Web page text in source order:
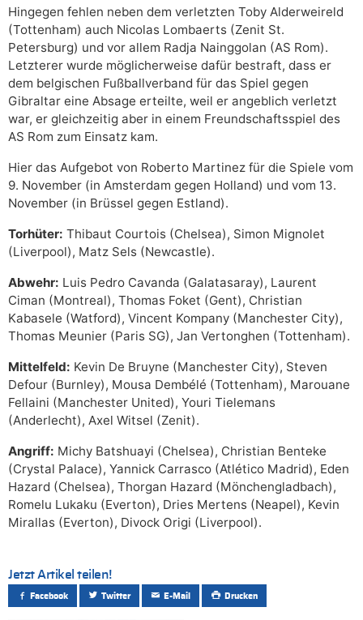
Hingegen fehlen neben dem verletzten Toby Alderweireld
(Tottenham) auch Nicolas Lombaerts (Zenit St.
Petersburg) und vor allem Radja Nainggolan (AS Rom).
Letzterer wurde möglicherweise dafür bestraft, dass er
dem belgischen Fußballverband für das Spiel gegen
Gibraltar eine Absage erteilte, weil er angeblich verletzt
war, er gleichzeitig aber in einem Freundschaftsspiel des
AS Rom zum Einsatz kam.
Hier das Aufgebot von Roberto Martinez für die Spiele vom
9. November (in Amsterdam gegen Holland) und vom 13.
November (in Brüssel gegen Estland).
Torhüter: Thibaut Courtois (Chelsea), Simon Mignolet
(Liverpool), Matz Sels (Newcastle).
Abwehr: Luis Pedro Cavanda (Galatasaray), Laurent
Ciman (Montreal), Thomas Foket (Gent), Christian
Kabasele (Watford), Vincent Kompany (Manchester City),
Thomas Meunier (Paris SG), Jan Vertonghen (Tottenham).
Mittelfeld: Kevin De Bruyne (Manchester City), Steven
Defour (Burnley), Mousa Dembélé (Tottenham), Marouane
Fellaini (Manchester United), Youri Tielemans
(Anderlecht), Axel Witsel (Zenit).
Angriff: Michy Batshuayi (Chelsea), Christian Benteke
(Crystal Palace), Yannick Carrasco (Atlético Madrid), Eden
Hazard (Chelsea), Thorgan Hazard (Mönchengladbach),
Romelu Lukaku (Everton), Dries Mertens (Neapel), Kevin
Mirallas (Everton), Divock Origi (Liverpool).
Jetzt Artikel teilen!
Facebook Twitter E-Mail Drucken